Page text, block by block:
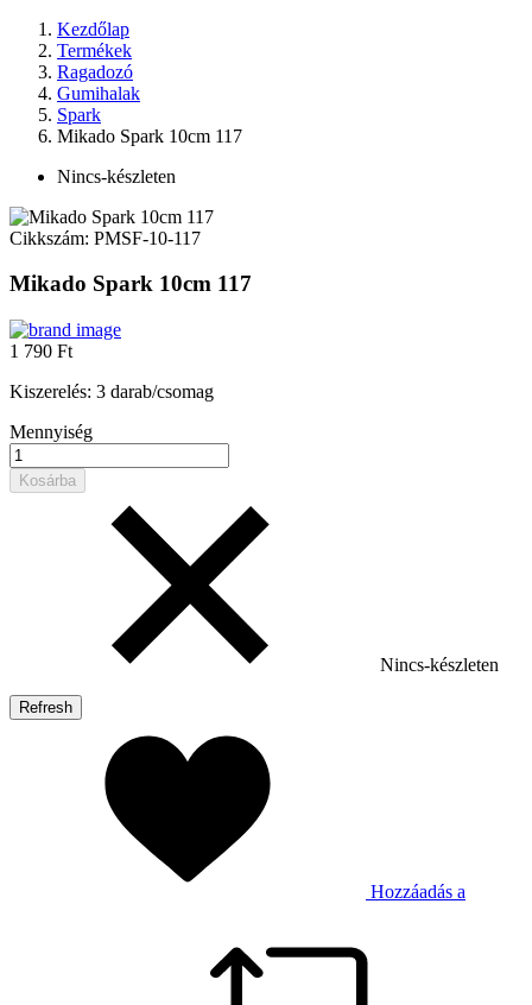
Kezdőlap
Termékek
Ragadozó
Gumihalak
Spark
Mikado Spark 10cm 117
Nincs-készleten
Cikkszám: PMSF-10-117
Mikado Spark 10cm 117
1 790 Ft
Kiszerelés: 3 darab/csomag
Mennyiség
Kosárba
Nincs-készleten
Hozzáadás a